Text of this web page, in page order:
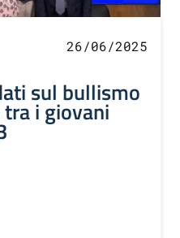
26/06/2025
sul bullismo
i giovani